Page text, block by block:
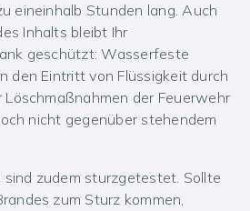
eineinhalb Stunden lang. Auch
Inhalts bleibt Ihr
geschützt: Wasserfeste
den Eintritt von Flüssigkeit durch
Löschmaßnahmen der Feuerwehr
nicht gegenüber stehendem
sind zudem sturzgetestet. Sollte
zum Sturz kommen,